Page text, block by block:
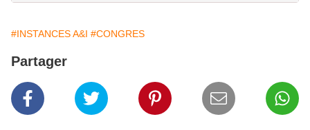
#INSTANCES A&I #CONGRES
Partager